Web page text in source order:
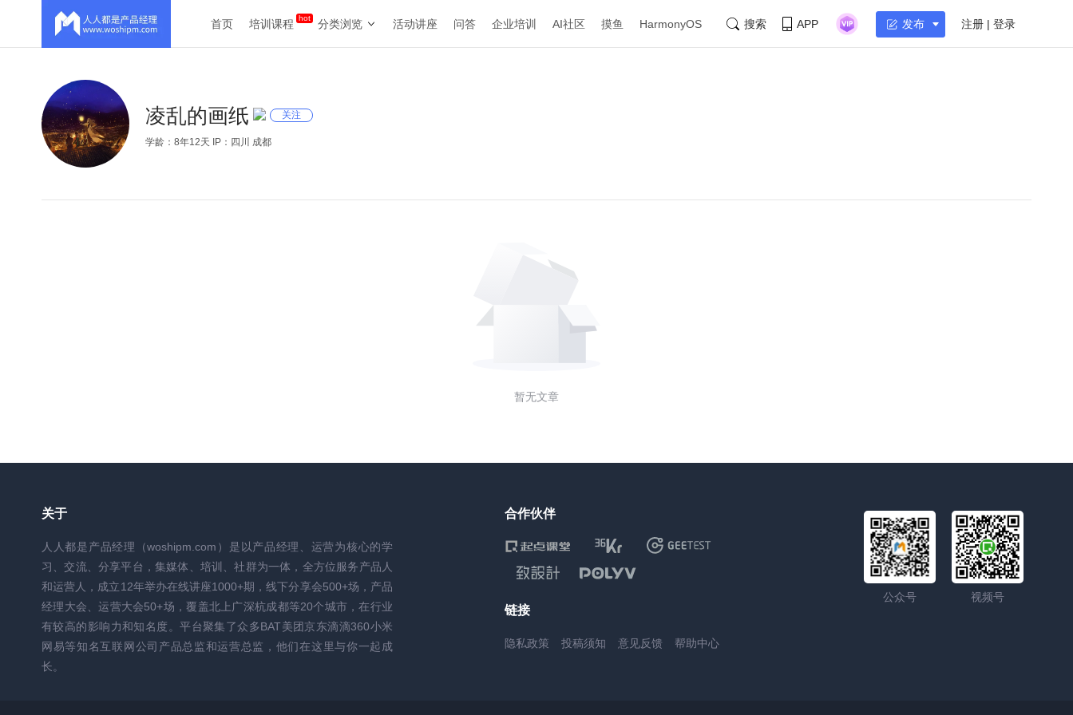
首页 培训课程 分类浏览 活动讲座 问答 企业培训 AI社区 摸鱼 HarmonyOS 搜索 APP 发布 注册 | 登录
凌乱的画纸 关注
学龄：8年12天 IP：四川 成都
暂无文章
关于
人人都是产品经理（woshipm.com）是以产品经理、运营为核心的学
习、交流、分享平台，集媒体、培训、社群为一体，全方位服务产品人
和运营人，成立12年举办在线讲座1000+期，线下分享会500+场，产品
经理大会、运营大会50+场，覆盖北上广深杭成都等20个城市，在行业
有较高的影响力和知名度。平台聚集了众多BAT美团京东滴滴360小米
网易等知名互联网公司产品总监和运营总监，他们在这里与你一起成
长。
合作伙伴
链接
隐私政策 投稿须知 意见反馈 帮助中心
公众号 视频号